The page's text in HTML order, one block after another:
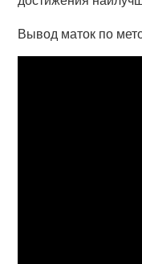
Вывод маток по